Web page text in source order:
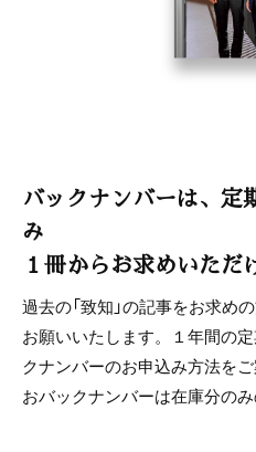
バックナンバーは、定
み
１冊からお求めいただ
過去の「致知」の記事をお求め
お願いいたします。１年間の
クナンバーのお申込み方法を
おバックナンバーは在庫分のみ